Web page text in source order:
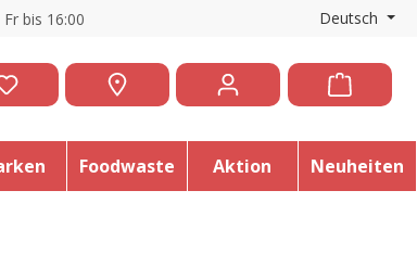
bis 16:00 Deutsch
Foodwaste Aktion Neuheiten